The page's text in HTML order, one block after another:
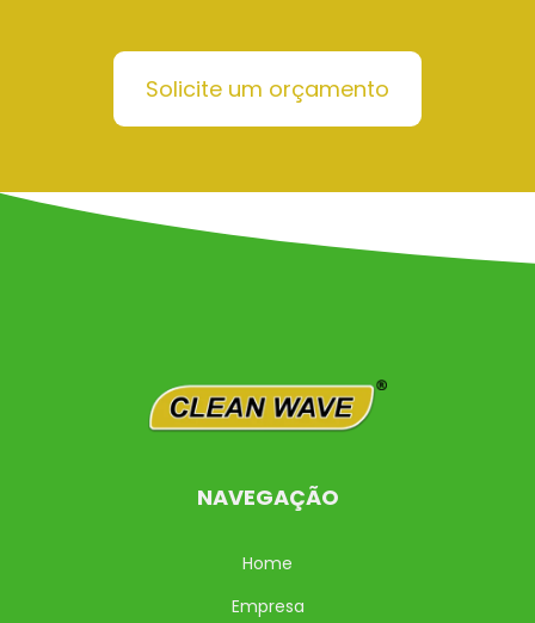
Solicite um orçamento
NAVEGAÇÃO
Home
Empresa